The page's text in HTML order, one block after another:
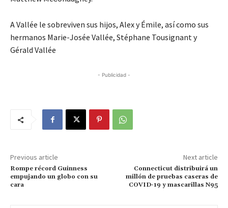
A Vallée le sobreviven sus hijos, Alex y Émile, así como sus
hermanos Marie-Josée Vallée, Stéphane Tousignant y
Gérald Vallée
- Publicidad -
Previous article
Rompe récord Guinness
empujando un globo con su
cara
Next article
Connecticut distribuirá un
millón de pruebas caseras de
COVID-19 y mascarillas N95